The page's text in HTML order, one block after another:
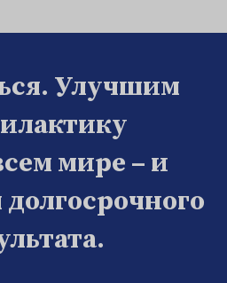
Улучшим
мире – и